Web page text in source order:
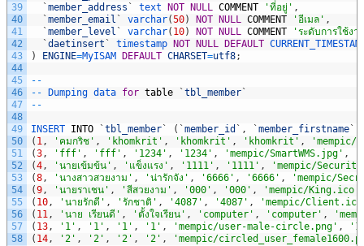
39
40
41
42
43
44
45
46
47
48
49
50
51
52
53
54
55
56
57
58
`member_address ` text NOT NULL COMMENT 'ที่อยู่' ,
` member_email ` varchar(50) NOT NULL COMMENT 'อีเมล' ,
`member_level ` varchar( 10) NOT NULL COMMENT
'ระดับการใช้ง
` daetinsert ` timestamp NOT NULL DEFAULT
)
ENGINE=MyISAM DEFAULT CHARSET=utf8;
--
-- Dumping data for table ` tbl_member`
--
INSERT INTO `tbl_member` ( `member_id ` , `member_firstname`
( 1, 'คมกริช' , 'khomkrit' , 'khomkrit' , 'khomkrit' ,
'mempic/
(3, 'fff' , 'fff' , '1234' , '1234' , 'mempic/SmartWMS.jpg' ,
(4, 'นายเข้มข้น' , 'แข็งแรง' , '1111' , '1111' ,
'mempic/
(8, 'นางสาวสวยงาม' , 'น่ารักจัง' , '6666' , '6666' ,
'mempic/
(9, 'นายราเชน' , 'สีสวยงาม' , '000' , '000' , 'mempic/King.ico'
( 10, 'นายรักดี' , 'รักชาติ' , '4087' , '4087' ,
'mempic/
( 11, 'นาย เรียนดี' , 'ตั้งใจเรียน' , 'computer' , 'computer' ,
( 13, '1' , '1' , '1' , '1' , 'mempic/user-male-circle.png' ,
( 14, '2' , '2' , '2' , '2' ,
'mempic/